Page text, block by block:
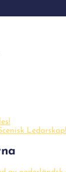
Ledarskap!